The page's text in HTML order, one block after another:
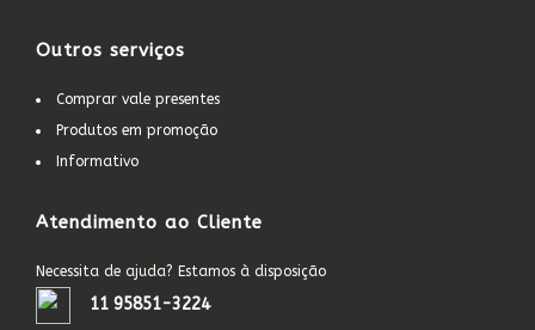
Outros serviços
Comprar vale presentes
Produtos em promoção
Informativo
Atendimento ao Cliente
Necessita de ajuda? Estamos à disposição
11 95851-3224